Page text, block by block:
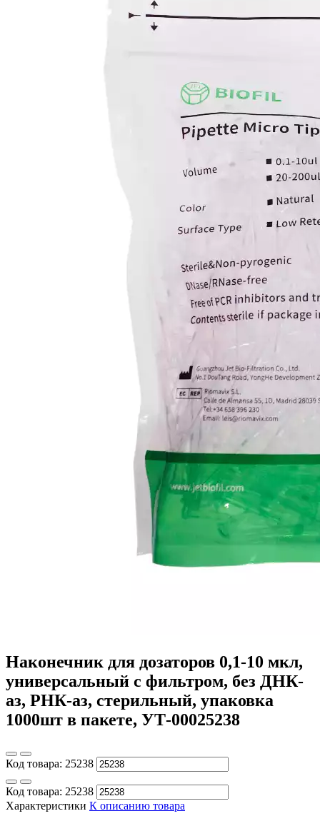
Наконечник для дозаторов 0,1-10 мкл,
универсальный с фильтром, без ДНК-
аз, РНК-аз, стерильный, упаковка
1000шт в пакете, УТ-00025238
Код товара: 25238
Код товара: 25238
Характеристики К описанию товара